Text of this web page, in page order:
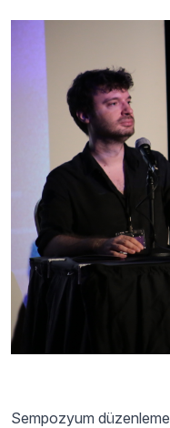
Sempozyum düzenleme